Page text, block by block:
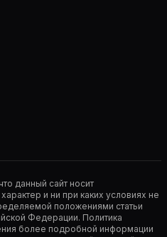
данный сайт носит
и ни при каких условиях не
положениями статьи
Федерации. Политика
более подробной информации